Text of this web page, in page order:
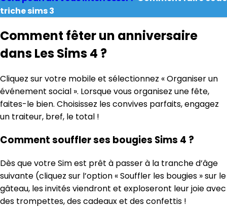
triche sims 3
Comment fêter un anniversaire
dans Les Sims 4 ?
Cliquez sur votre mobile et sélectionnez « Organiser un
événement social ». Lorsque vous organisez une fête,
faites-le bien. Choisissez les convives parfaits, engagez
un traiteur, bref, le total !
Comment souffler ses bougies Sims 4 ?
Dès que votre Sim est prêt à passer à la tranche d’âge
suivante (cliquez sur l’option « Souffler les bougies » sur le
gâteau, les invités viendront et exploseront leur joie avec
des trompettes, des cadeaux et des confettis !